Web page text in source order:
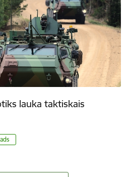
lauka taktiskais